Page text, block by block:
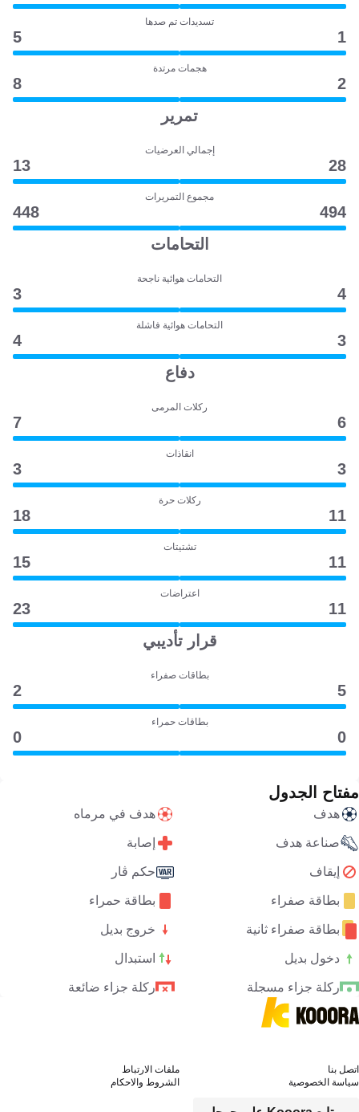
تسديدات تم صدها
1
5
هجمات مرتدة
2
8
تمرير
إجمالي العرضيات
28
13
مجموع التمريرات
494
448
التحامات
التحامات هوائية ناجحة
4
3
التحامات هوائية فاشلة
3
4
دفاع
ركلات المرمى
6
7
انقاذات
3
3
ركلات حرة
11
18
تشتيتات
11
15
اعتراضات
11
23
قرار تأديبي
بطاقات صفراء
5
2
بطاقات حمراء
0
0
مفتاح الجدول
هدف هدف في مرماه
صناعة هدف إصابة
إيقاف حكم ڤار
بطاقة صفراء بطاقة حمراء
بطاقة صفراء ثانية خروج بديل
دخول بديل استبدال
ركلة جزاء مسجلة ركلة جزاء ضائعة
اتصل بنا
ملفات الارتباط
سياسة الخصوصية
الشروط والاحكام